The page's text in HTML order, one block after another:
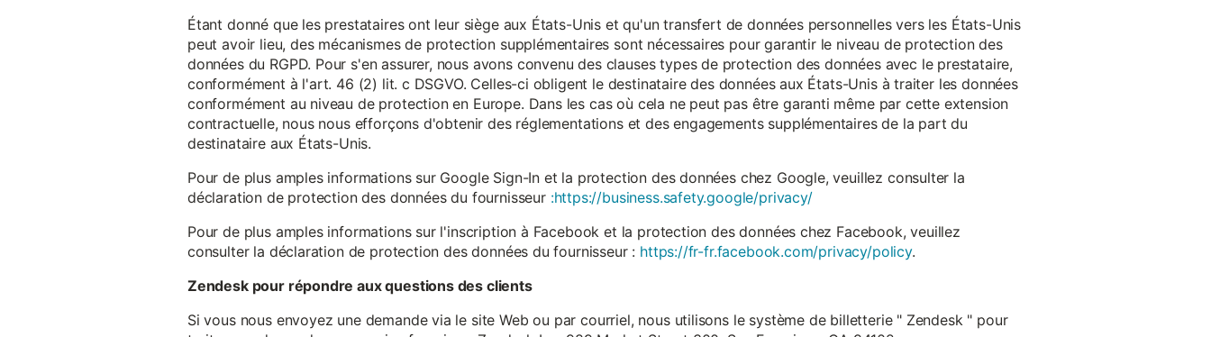
Étant donné que les prestataires ont leur siège aux États-Unis et qu'un transfert de données personnelles vers les États-Unis
peut avoir lieu, des mécanismes de protection supplémentaires sont nécessaires pour garantir le niveau de protection des
données du RGPD. Pour s'en assurer, nous avons convenu des clauses types de protection des données avec le prestataire,
conformément à l'art. 46 (2) lit. c DSGVO. Celles-ci obligent le destinataire des données aux États-Unis à traiter les données
conformément au niveau de protection en Europe. Dans les cas où cela ne peut pas être garanti même par cette extension
contractuelle, nous nous efforçons d'obtenir des réglementations et des engagements supplémentaires de la part du
destinataire aux États-Unis.
Pour de plus amples informations sur Google Sign-In et la protection des données chez Google, veuillez consulter la
déclaration de protection des données du fournisseur :https://business.safety.google/privacy/
Pour de plus amples informations sur l'inscription à Facebook et la protection des données chez Facebook, veuillez
consulter la déclaration de protection des données du fournisseur : https://fr-fr.facebook.com/privacy/policy.
Zendesk pour répondre aux questions des clients
Si vous nous envoyez une demande via le site Web ou par courriel, nous utilisons le système de billetterie " Zendesk " pour